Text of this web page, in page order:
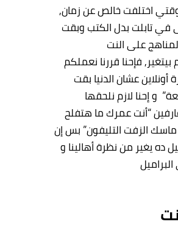
اختلفت خالص عن زمان,
تابلت بدل الكتب وبقت
على النت
بيتغير, فإحنا قررنا نعملكم
أونلاين عشان الدنيا بقت
و إحنا لازم نلحقها
“أنت عمرك ما هتفلح
الزفت التليفون” بس إن
ده يغير من نظرة أهالينا و